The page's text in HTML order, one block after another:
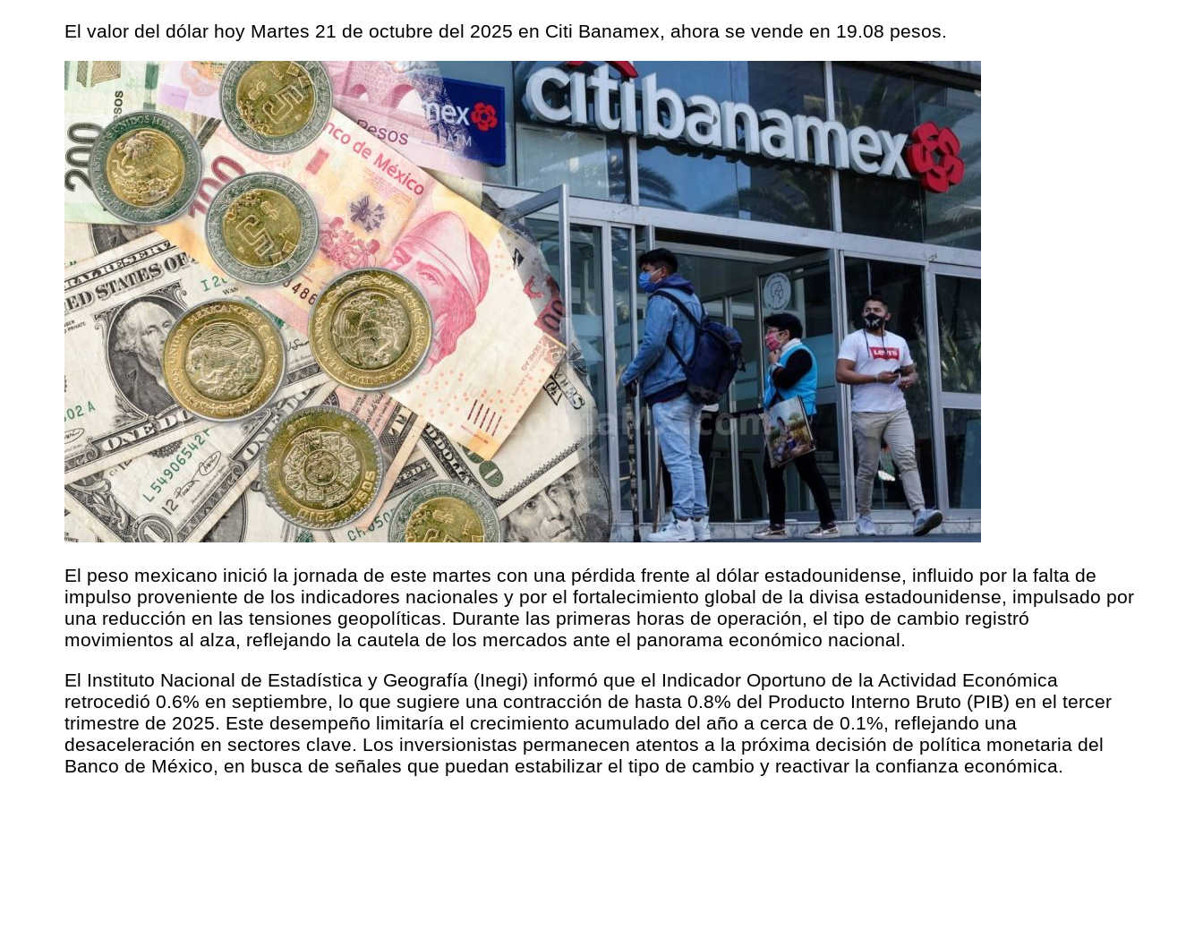
El valor del dólar hoy Martes 21 de octubre del 2025 en Citi Banamex, ahora se vende en 19.08 pesos.
El peso mexicano inició la jornada de este martes con una pérdida frente al dólar estadounidense, influido por la falta de
impulso proveniente de los indicadores nacionales y por el fortalecimiento global de la divisa estadounidense, impulsado por
una reducción en las tensiones geopolíticas. Durante las primeras horas de operación, el tipo de cambio registró
movimientos al alza, reflejando la cautela de los mercados ante el panorama económico nacional.
El Instituto Nacional de Estadística y Geografía (Inegi) informó que el Indicador Oportuno de la Actividad Económica
retrocedió 0.6% en septiembre, lo que sugiere una contracción de hasta 0.8% del Producto Interno Bruto (PIB) en el tercer
trimestre de 2025. Este desempeño limitaría el crecimiento acumulado del año a cerca de 0.1%, reflejando una
desaceleración en sectores clave. Los inversionistas permanecen atentos a la próxima decisión de política monetaria del
Banco de México, en busca de señales que puedan estabilizar el tipo de cambio y reactivar la confianza económica.